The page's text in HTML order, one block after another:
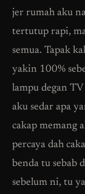
jer rumah aku
tertutup rapi,
semua. Tapak
yakin 100%
lampu degan
aku sedar apa
cakap memang
percaya dah
benda tu sebab
sebelum ni, tu